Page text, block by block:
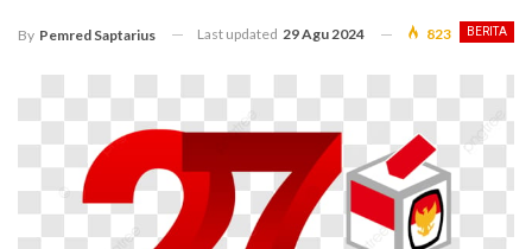
BERITA
By Pemred Saptarius Last updated 29 Agu 2024 823